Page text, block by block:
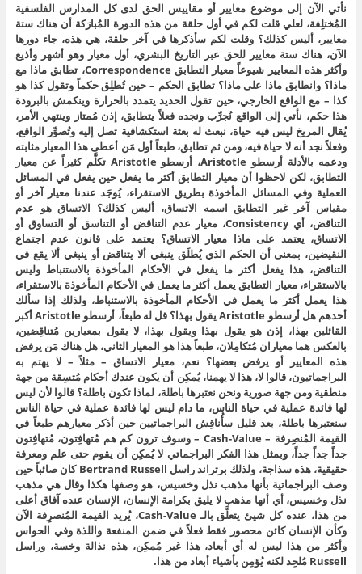
نأتي الآن إلى موضوع معايير أو مقاييس الحق لدى كل المدارس الفلسفية
المُختلِفة، لعلي قلت لكم في أول حلقة من هذه الدورة المُبارَكة أن هناك ستة
معايير، أليس كذلك؟ وقلت لكم سأذكرها في آخر حلقة، هي هذه، جاء دورها
الآن، هناك ستة معايير للحق عبر التاريخ البشري، أول معيار وهو أشهر وأذيع
وأكثر هذه المعايير شيوعاً معيار التطابق Correspondence، تطابق ماذا مع
ماذا؟ وانطابق ماذا على ماذا؟ تطابق الحكم – حين تُطلِق حكماً وتقول كذا هو
كذا – مع الواقع الخارجي، حين تقول الحديد يتمدد بالحرارة وينكمش بالبرودة
هذا حكم، نأتي إلى الواقع نُجرِّب ونجده فعلاً يتطابق، إذن مُمتاز وينتهي الأمر،
يُقال المريخ ليس فيه حياة، نبعث له بعثة استكشافية تصل إليه وتُصوِّر الواقع،
وفعلاً نجد أنه لا حياة فيه، ومن ثم تطابق، طبعاً أول مَن أعطى هذا المعيار مثابته
ودعمه بالأدلة أرسطو Aristotle، أرسطو Aristotle تكلَّم كثيراً عن معيار
التطابق، لكن لاحظوا أن معيار التطابق أكثر ما يفعل حين يفعل في المسائل
العملية وفي المسائل المأخوذة بطريق الاستقراء، يُوجَد عندنا معيار آخر أو
مقياس آخر غير التطابق اسمه الاتساق، أليس كذلك؟ الاتساق هو عدم
التناقض، أي Consistency، معيار عدم التناقض أو التناسق أو التساوق أو
الاتساق، يعتمد على ماذا معيار الاتساق؟ يعتمد على قانون عدم اجتماع
النقيضين، بمعنى أن الحكم الذي يُطلَق ينبغي ألا يتناقض أو ينبغي ألا يقع في
التناقض، هذا يفعل أكثر ما يفعل في الأحكام المأخوذة بالاستنباط وليس
بالاستقراء، معيار التطابق يعمل أكثر ما يعمل في الأحكام المأخوذة بالاستقراء،
هذا يعمل أكثر ما يعمل في الأحكام المأخوذة بالاستنباط، ولذلك إذا سألك
أحدهم هل أرسطو Aristotle يقول بهذا؟ قل له طبعاً، أرسطو Aristotle أكبر
القائلين بهذا، إذن هو يقول بهذا ويقول بهذا، لا يقول بمعيارين مُتناقِضين،
بالعكس هما معياران مُتكامِلان، طبعاً هذا هو المعيار الثاني، هل هناك مَن يرفض
هذه المعايير أو يرفض بعضها؟ نعم، معيار الاتساق – مثلاً – لا يهتم به
البراجماتيون، قالوا لا، هذا لا يهمنا، يُمكِن أن يكون عندك أحكام مُتسِقة من جهة
منطقية ومن جهة صورية ونحن نعتبرها باطلة، لماذا تكون باطلة؟ قالوا لأن ليس
لها فائدة عملية في حياة الناس، ما دام ليس لها فائدة عملية في حياة الناس
سنعتبرها باطلة، بعد قليل سأُناقِش البراجماتيين حين أذكر معيارهم طبعاً في
القيمة المُنصِرفة – Cash-Value – وسوف ترون كم هم مُتهافِتون، مُتهافِتون
جداً جداً جداً، وبمثل هذا الفكر البراجماتي لا يُمكِن أن يقوم حتى علم ومعرفة
حقيقية، هذه سذاجة، ولذلك برتراند راسل Bertrand Russell كان صائباً حين
وصف البراجماتية بأنها مذهب نذل وخسيس، هو وصفها هكذا وقال هي مذهب
نذل وخسيس، أي أنها مذهب لا يليق بكرامة الإنسان، الإنسان عنده آفاق أعلى
من هذا، عنده كل شيئ يتعلَّق بالـ Cash-Value، يُريد القيمة المُنصرِفة الآن
وكأن الإنسان كائن محصور فقط فعلاً في ضمن المنفعة واللذة وفي الحواس
وأكثر من هذا ليس له أي أبعاد، هذا غير مُمكِن، هذه نذالة وخسة، وراسل
Russell مُلحِد لكنه يُؤمِن بأشياء أبعاد من هذا.